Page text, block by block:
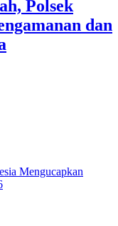
Polsek
dan
Mengucapkan